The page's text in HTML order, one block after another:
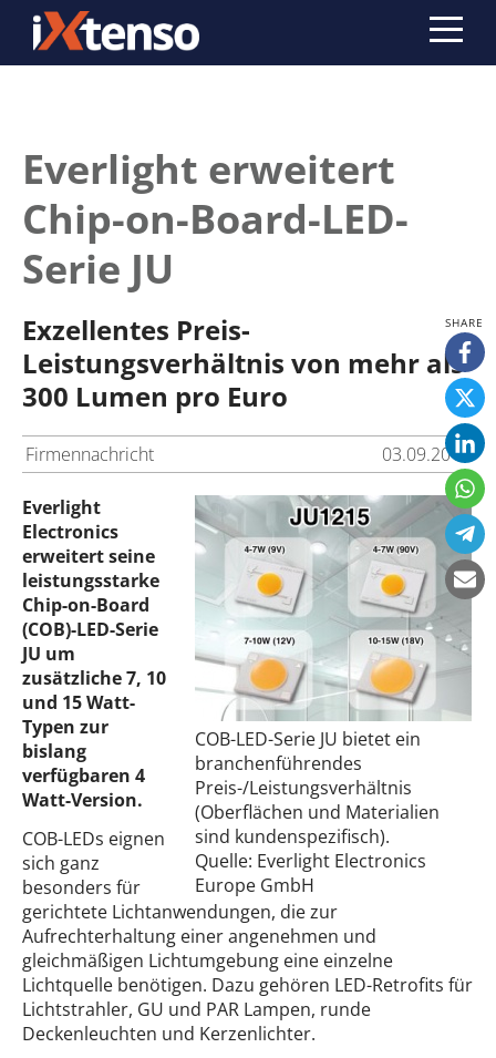
Everlight erweitert
Chip-on-Board-LED-
Serie JU
Exzellentes Preis-
Leistungsverhältnis von mehr als
300 Lumen pro Euro
Firmennachricht 03.09.2013
COB-LED-Serie JU bietet ein
branchenführendes
Preis-/Leistungsverhältnis
(Oberflächen und Materialien
sind kundenspezifisch).
Quelle: Everlight Electronics
Europe GmbH
Everlight
Electronics
erweitert seine
leistungsstarke
Chip-on-Board
(COB)-LED-Serie
JU um
zusätzliche 7, 10
und 15 Watt-
Typen zur
bislang
verfügbaren 4
Watt-Version.
COB-LEDs eignen
sich ganz
besonders für
gerichtete Lichtanwendungen, die zur
Aufrechterhaltung einer angenehmen und
gleichmäßigen Lichtumgebung eine einzelne
Lichtquelle benötigen. Dazu gehören LED-Retrofits für
Lichtstrahler, GU und PAR Lampen, runde
Deckenleuchten und Kerzenlichter.